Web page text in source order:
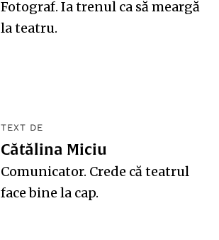
Fotograf. Ia trenul ca să meargă
la teatru.
TEXT DE
Cătălina Miciu
Comunicator. Crede că teatrul
face bine la cap.